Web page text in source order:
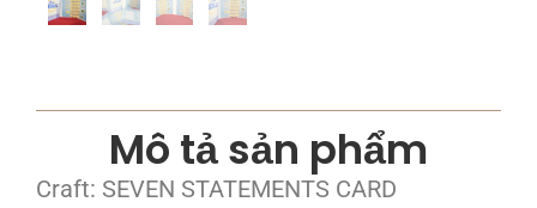
Mô tả sản phẩm
Craft: SEVEN STATEMENTS CARD